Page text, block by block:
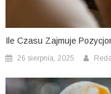
Ile Czasu Zajmuje
26 sierpnia, 2025